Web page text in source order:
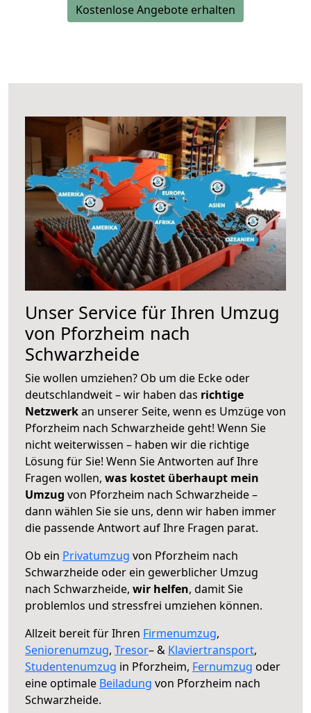
Kostenlose Angebote erhalten
Unser Service für Ihren Umzug
von Pforzheim nach
Schwarzheide
Sie wollen umziehen? Ob um die Ecke oder
deutschlandweit – wir haben das richtige
Netzwerkan unserer Seite, wenn es Umzüge von
Pforzheim nach Schwarzheide geht! Wenn Sie
nicht weiterwissen – haben wir die richtige
Lösung für Sie! Wenn Sie Antworten auf Ihre
Fragen wollen, was kostet überhaupt mein
Umzug von Pforzheim nach Schwarzheide –
dann wählen Sie sie uns, denn wir haben immer
die passende Antwort auf Ihre Fragen parat.
Ob ein Privatumzug von Pforzheim nach
Schwarzheide oder ein gewerblicher Umzug
nach Schwarzheide, wir helfen, damit Sie
problemlos und stressfrei umziehen können.
Allzeit bereit für Ihren Firmenumzug,
Seniorenumzug, Tresor– & Klaviertransport,
Studentenumzug in Pforzheim, Fernumzug oder
eine optimale Beiladung von Pforzheim nach
Schwarzheide.